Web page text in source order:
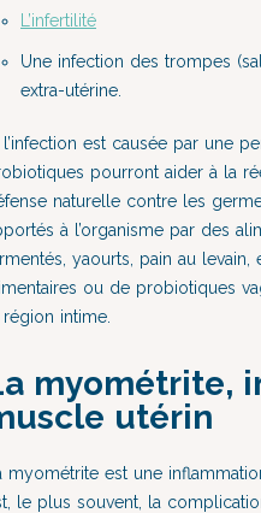
L’infertilité
Une infection des trompes
extra-utérine.
l’infection est causée par une
pourront aider à la
naturelle contre les
à l’organisme par des
yaourts, pain au
ou de probiotiques
région intime.
myométrite,
utérin
myométrite est une
le plus souvent, la